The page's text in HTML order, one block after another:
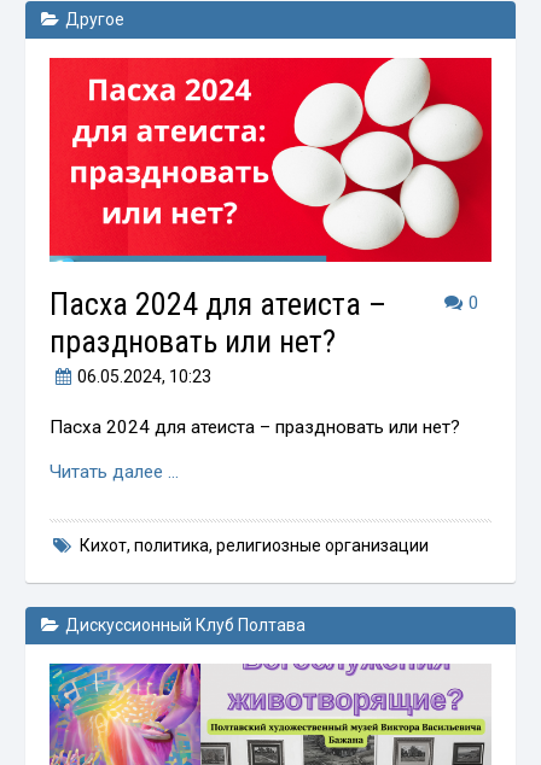
Другое
0
Пасха 2024 для атеиста –
праздновать или нет?
06.05.2024, 10:23
Пасха 2024 для атеиста – праздновать или нет?
Читать далее …
Кихот, политика, религиозные организации
Дискуссионный Клуб Полтава